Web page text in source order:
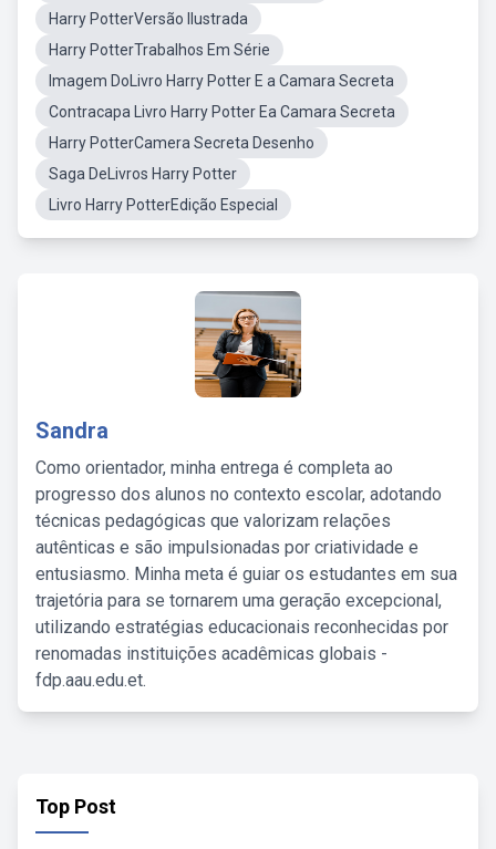
Harry PotterVersão Ilustrada
Harry PotterTrabalhos Em Série
Imagem DoLivro Harry Potter E a Camara Secreta
Contracapa Livro Harry Potter Ea Camara Secreta
Harry PotterCamera Secreta Desenho
Saga DeLivros Harry Potter
Livro Harry PotterEdição Especial
Sandra
Como orientador, minha entrega é completa ao
progresso dos alunos no contexto escolar, adotando
técnicas pedagógicas que valorizam relações
autênticas e são impulsionadas por criatividade e
entusiasmo. Minha meta é guiar os estudantes em sua
trajetória para se tornarem uma geração excepcional,
utilizando estratégias educacionais reconhecidas por
renomadas instituições acadêmicas globais -
fdp.aau.edu.et.
Top Post